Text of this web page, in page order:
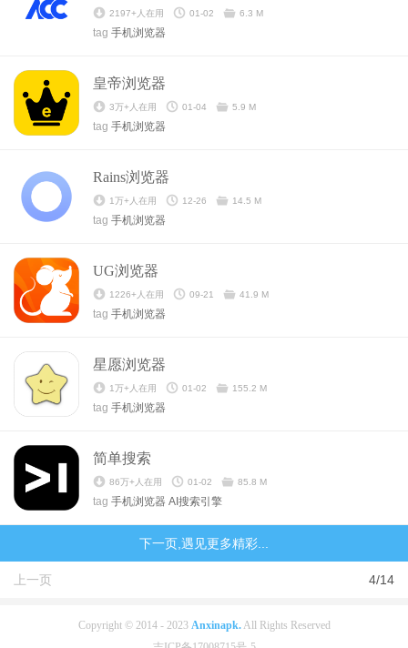
2197+人在用 01-02 6.3 M
tag 手机浏览器
皇帝浏览器
3万+人在用 01-04 5.9 M
tag 手机浏览器
Rains浏览器
1万+人在用 12-26 14.5 M
tag 手机浏览器
UG浏览器
1226+人在用 09-21 41.9 M
tag 手机浏览器
星愿浏览器
1万+人在用 01-02 155.2 M
tag 手机浏览器
简单搜索
86万+人在用 01-02 85.8 M
tag 手机浏览器 AI搜索引擎
下一页,遇见更多精彩...
4/14
上一页
Copyright © 2014 - 2023 Anxinapk.All Rights Reserved